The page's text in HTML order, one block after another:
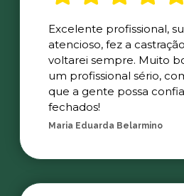
Excelente profissional,
atencioso, fez a
voltarei sempre. Muito
um profissional sério,
que a gente possa
fechados!
Maria Eduarda Belarmino